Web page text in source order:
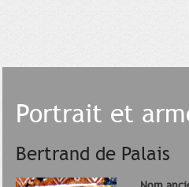
Portrait et
Bertrand de Palais